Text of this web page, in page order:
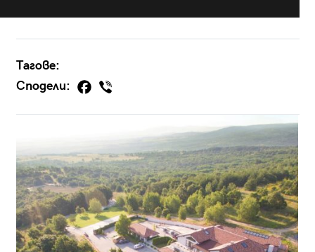
Тагове:
Сподели: